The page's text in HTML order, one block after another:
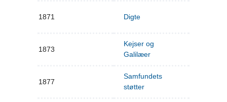
1871 Digte
1873
Kejser og
Galilæer
1877
Samfundets
støtter